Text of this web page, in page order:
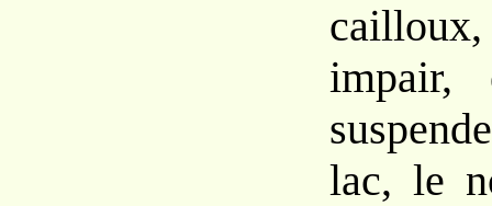
impair,
lac, le